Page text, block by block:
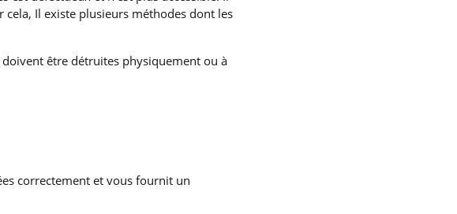
Il existe plusieurs méthodes dont les
être détruites physiquement ou à
correctement et vous fournit un